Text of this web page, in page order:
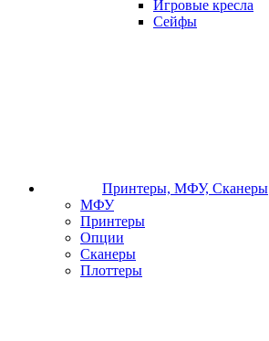
Игровые кресла
Сейфы
Принтеры, МФУ, Сканеры
МФУ
Принтеры
Опции
Сканеры
Плоттеры